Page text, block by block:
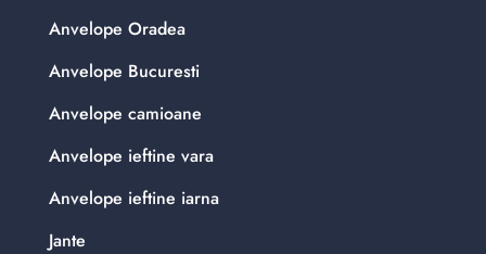
Anvelope Oradea
Anvelope Bucuresti
Anvelope camioane
Anvelope ieftine vara
Anvelope ieftine iarna
Jante